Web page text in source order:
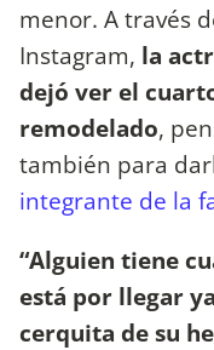
menor. A través
Instagram, la
dejó ver el
remodelado,
también para
integrante de la
“Alguien tiene
está por llegar
cerquita de su